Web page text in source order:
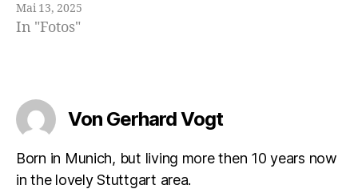
Bus vom Flughafen ins Zentrum über 16 km
kostet für zwei Personen 1,22 €.…
Mai 13, 2025
In "Fotos"
Von Gerhard Vogt
Born in Munich, but living more then 10 years now
in the lovely Stuttgart area.